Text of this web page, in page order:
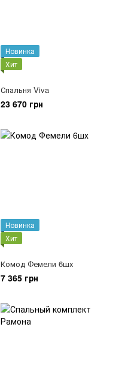
Новинка
Хит
Спальня Viva
23 670 грн
Новинка
Хит
Комод Фемели 6шх
7 365 грн